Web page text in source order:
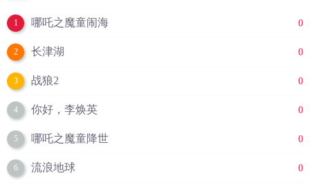
1 哪吒之魔童闹海 0
2 长津湖 0
3 战狼2 0
4 你好，李焕英 0
5 哪吒之魔童降世 0
6 流浪地球 0